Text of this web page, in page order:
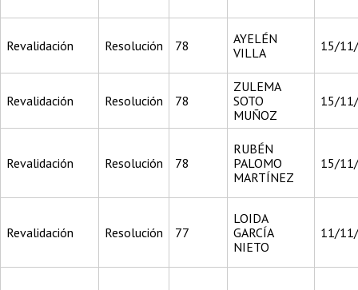
Revalidación Resolución 78
AYELÉN
VILLA
15/
Revalidación Resolución 78
ZULEMA
SOTO
MUÑOZ
15/
Revalidación Resolución 78
RUBÉN
PALOMO
MARTÍNEZ
15/
Revalidación Resolución 77
LOIDA
GARCÍA
NIETO
11/